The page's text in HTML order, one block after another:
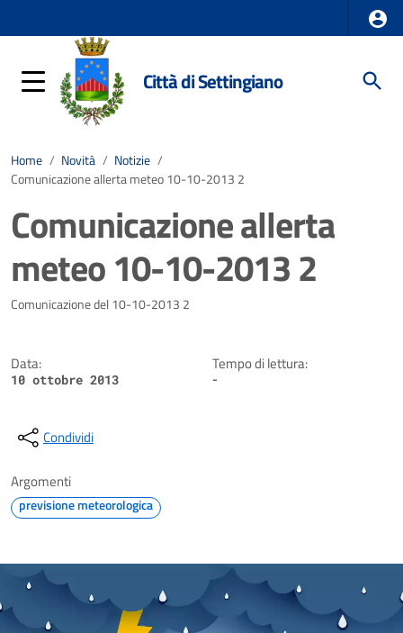
Città di Settingiano
Home / Novità / Notizie /
Comunicazione allerta meteo 10-10-2013 2
Comunicazione allerta
meteo 10-10-2013 2
Dettagli della notizia
Comunicazione del 10-10-2013 2
Data:
10 ottobre 2013
Tempo di lettura:
-
Condividi
Argomenti
previsione meteorologica